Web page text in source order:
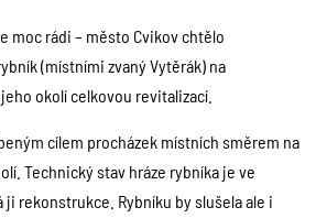
moc rádi – město Cvikov chtělo
(místními zvaný Vytěrák) na
okolí celkovou revitalizací.
cílem procházek místních směrem na
Technický stav hráze rybníka je ve
ji rekonstrukce. Rybníku by slušela ale i